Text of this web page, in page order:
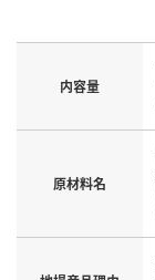
内容量
原材料名